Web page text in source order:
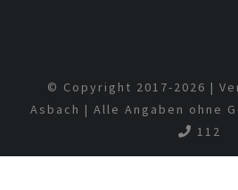
© Copyright 2017-2026 |
Asbach | Alle Angaben ohne
112